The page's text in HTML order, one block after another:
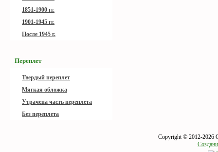
1851-1900 гг.
1901-1945 гг.
После 1945 г.
Переплет
Твердый переплет
Мягкая обложка
Утрачена часть переплета
Без переплета
Copyright © 2012-2026